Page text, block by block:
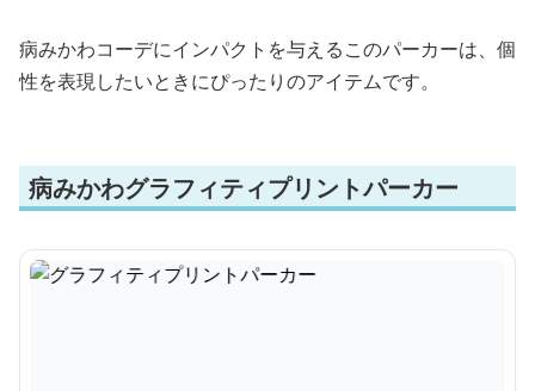
病みかわコーデにインパクトを与えるこのパーカーは、個
性を表現したいときにぴったりのアイテムです。
病みかわグラフィティプリントパーカー